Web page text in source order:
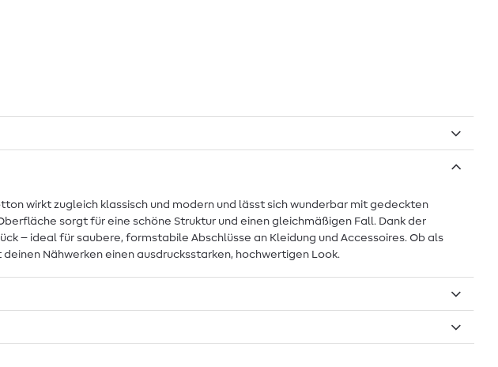
wirkt zugleich klassisch und modern und lässt sich wunderbar mit gedeckten
sorgt für eine schöne Struktur und einen gleichmäßigen Fall. Dank der
– ideal für saubere, formstabile Abschlüsse an Kleidung und Accessoires. Ob als
Nähwerken einen ausdrucksstarken, hochwertigen Look.